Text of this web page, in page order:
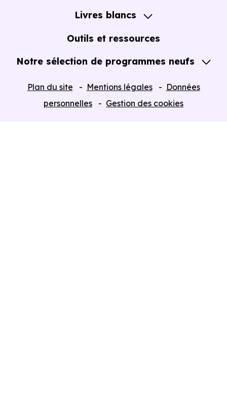
Livres blancs
Guide de l'Achat immobilier neuf en VEFA
Outils et ressources
Notre sélection de programmes neufs
Plan du site Mentions légales
Données
personnelles
Gestion des cookies